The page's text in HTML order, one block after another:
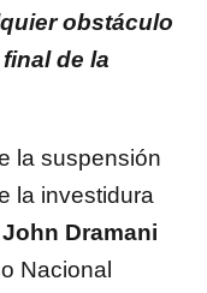
obstáculo
de la
la suspensión
la investidura
John Dramani
Nacional